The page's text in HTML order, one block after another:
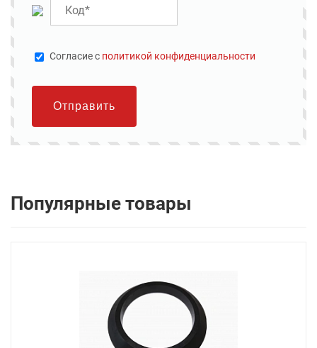
Cогласие с политикой конфиденциальности
Отправить
Популярные товары